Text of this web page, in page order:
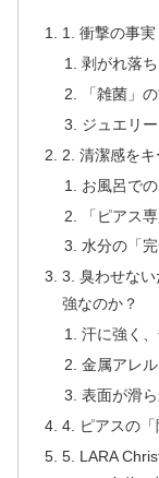
1. 衝撃の事
剥がれ落
「雑菌」
ジュエリ
2. 清潔感を
お風呂で
「ピアス
水分の「
3. 臭わせな
強なのか？
汗に強く
金属アレ
表面が滑
4. ピアスの
5. LARA